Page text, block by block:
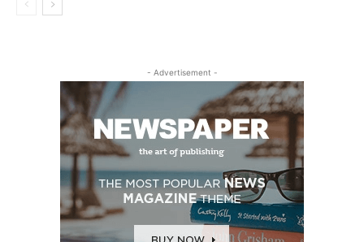
- Advertisement -